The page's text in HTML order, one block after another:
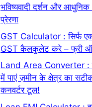
भविष्यवादी दर्शन और आधुनिक
प्रेरणा
GST Calculator : सिर्फ
GST कैलकुलेट करे – फ्री
Land Area Converter :
में पाएं ज़मीन के क्षेत्र का
कनवर्टर टूल!